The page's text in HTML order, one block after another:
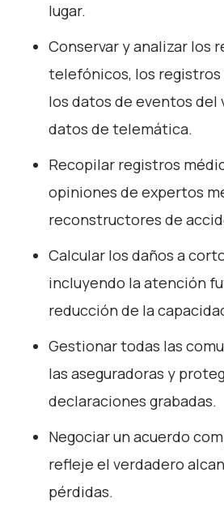
lugar.
Conservar y analizar los
telefónicos, los registros
los datos de eventos del
datos de telemática.
Recopilar registros
opiniones de expertos
reconstructores de
Calcular los daños a
incluyendo la atención
reducción de la
Gestionar todas las
las aseguradoras y
declaraciones grabadas.
Negociar un acuerdo
refleje el verdadero
pérdidas.